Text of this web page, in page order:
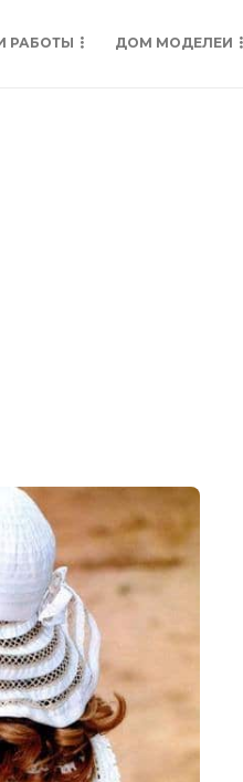
РАБОТЫ ДОМ МОДЕЛЕИ